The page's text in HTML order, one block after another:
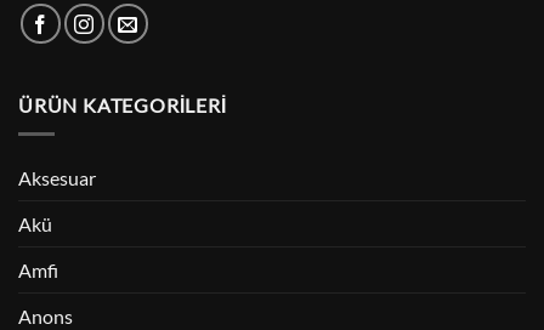
ÜRÜN KATEGORILERI
Aksesuar
Akü
Amfi
Anons